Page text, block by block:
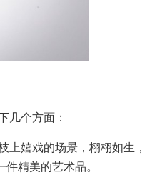
几个方面：
上嬉戏的场景，栩栩如生，
精美的艺术品。